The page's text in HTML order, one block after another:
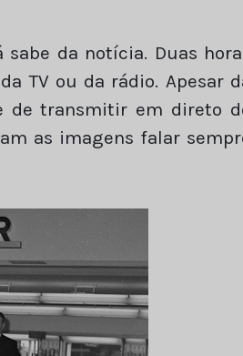
da notícia. Duas
TV ou da rádio. Apesar
de transmitir em direto
as imagens falar